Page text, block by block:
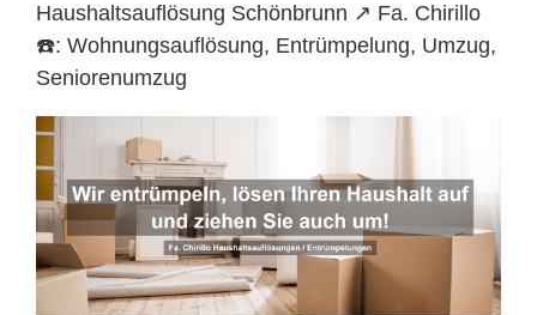
Haushaltsauflösung Schönbrunn ↗️ Fa. Chirillo
☎️: Wohnungsauflösung, Entrümpelung, Umzug,
Seniorenumzug